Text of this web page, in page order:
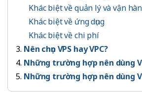
Khác biệt về quản lý và vận
Khác biệt về ứng dụng
Khác biệt về chi phí
Nên chọn VPS hay VPC?
Những trường hợp nên dùng
Những trường hợp nên dùng